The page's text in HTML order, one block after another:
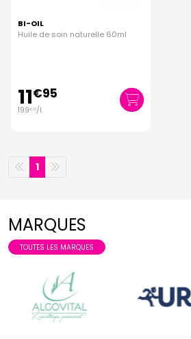
BI-OIL
Huile de soin naturelle 60ml
11€95
199€ 17/l.
1
MARQUES
TOUTES LES MARQUES